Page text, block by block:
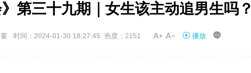
》第三十九期｜女生该主动追男生吗？
窗 时间：2024-01-30 18:27:45 热度：2151  播放 